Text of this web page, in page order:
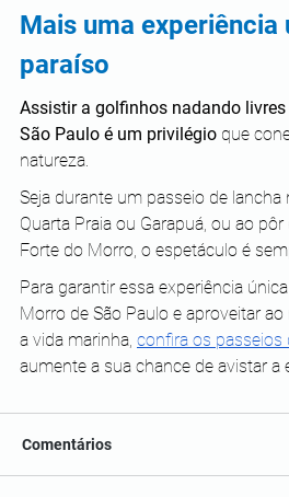
Mais uma experiência
paraíso
Assistir a golfinhos nadando
São Paulo é um privilégio que
natureza.
Seja durante um passeio de lancha
Quarta Praia ou Garapuá, ou ao
Forte do Morro, o espetáculo é
Para garantir essa experiência
Morro de São Paulo e aproveitar
a vida marinha, confira os passeios
aumente a sua chance de avistar a
Comentários